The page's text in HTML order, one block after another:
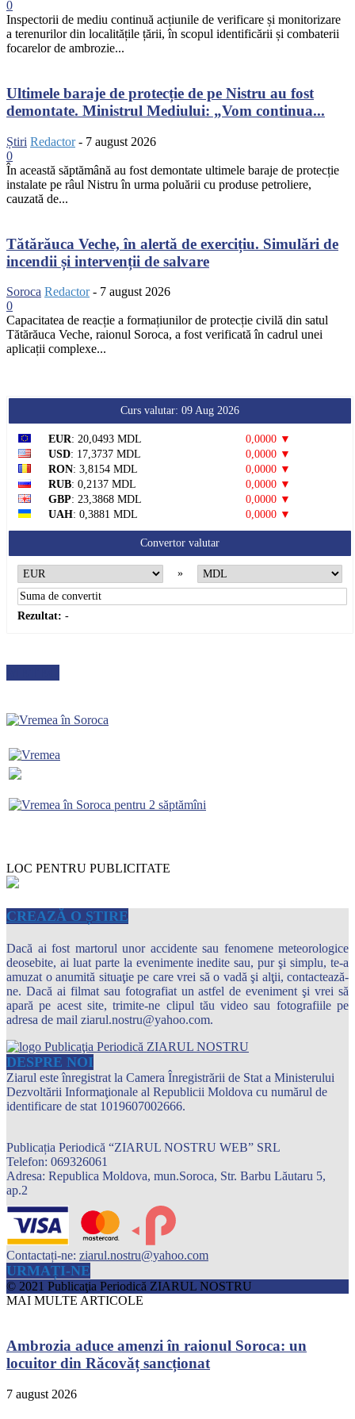
0
Inspectorii de mediu continuă acțiunile de verificare și monitorizare
a terenurilor din localitățile țării, în scopul identificării și combaterii
focarelor de ambrozie...
Ultimele baraje de protecție de pe Nistru au fost
demontate. Ministrul Mediului: „Vom continua...
Știri Redactor - 7 august 2026
0
În această săptămână au fost demontate ultimele baraje de protecție
instalate pe râul Nistru în urma poluării cu produse petroliere,
cauzată de...
Tătărăuca Veche, în alertă de exercițiu. Simulări de
incendii și intervenții de salvare
Soroca Redactor - 7 august 2026
0
Capacitatea de reacție a formațiunilor de protecție civilă din satul
Tătărăuca Veche, raionul Soroca, a fost verificată în cadrul unei
aplicații complexe...
Curs valutar: 09 Aug 2026
EUR: 20,0493 MDL
0,0000 ▼
USD: 17,3737 MDL
0,0000 ▼
RON: 3,8154 MDL
0,0000 ▼
RUB: 0,2137 MDL
0,0000 ▼
GBP: 23,3868 MDL
0,0000 ▼
UAH: 0,3881 MDL 0,0000 ▼
Convertor valutar
»
Rezultat: -
LOC PENTRU PUBLICITATE
CREAZĂ O ȘTIRE
Dacă ai fost martorul unor accidente sau fenomene meteorologice
deosebite, ai luat parte la evenimente inedite sau, pur şi simplu, te-a
amuzat o anumită situaţie pe care vrei să o vadă şi alţii, contactează-
ne. Dacă ai filmat sau fotografiat un astfel de eveniment şi vrei să
apară pe acest site, trimite-ne clipul tău video sau fotografiile pe
adresa de mail ziarul.nostru@yahoo.com.
DESPRE NOI
Ziarul este înregistrat la Camera Înregistrării de Stat a Ministerului
Dezvoltării Informaţionale al Republicii Moldova cu numărul de
identificare de stat 1019607002666.
Publicația Periodică “ZIARUL NOSTRU WEB” SRL
Telefon: 069326061
Adresa: Republica Moldova, mun.Soroca, Str. Barbu Lăutaru 5,
ap.2
Contactați-ne: ziarul.nostru@yahoo.com
URMAȚI-NE
© 2021 Publicaţia Periodică ZIARUL NOSTRU
MAI MULTE ARTICOLE
Ambrozia aduce amenzi în raionul Soroca: un
locuitor din Răcovăț sancționat
7 august 2026